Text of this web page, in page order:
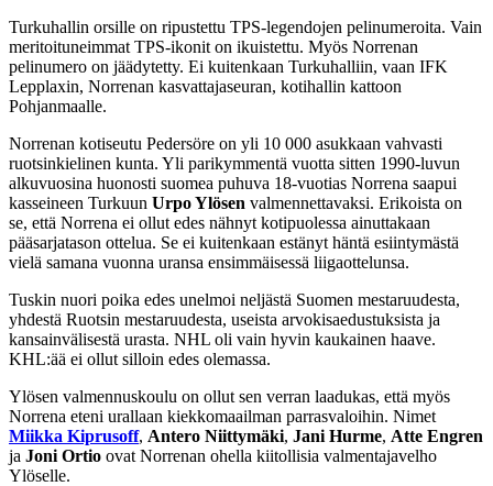
Turkuhallin orsille on ripustettu TPS-legendojen pelinumeroita. Vain
meritoituneimmat TPS-ikonit on ikuistettu. Myös Norrenan
pelinumero on jäädytetty. Ei kuitenkaan Turkuhalliin, vaan IFK
Lepplaxin, Norrenan kasvattajaseuran, kotihallin kattoon
Pohjanmaalle.
Norrenan kotiseutu Pedersöre on yli 10 000 asukkaan vahvasti
ruotsinkielinen kunta. Yli parikymmentä vuotta sitten 1990-luvun
alkuvuosina huonosti suomea puhuva 18-vuotias Norrena saapui
kasseineen Turkuun Urpo Ylösen valmennettavaksi. Erikoista on
se, että Norrena ei ollut edes nähnyt kotipuolessa ainuttakaan
pääsarjatason ottelua. Se ei kuitenkaan estänyt häntä esiintymästä
vielä samana vuonna uransa ensimmäisessä liigaottelunsa.
Tuskin nuori poika edes unelmoi neljästä Suomen mestaruudesta,
yhdestä Ruotsin mestaruudesta, useista arvokisaedustuksista ja
kansainvälisestä urasta. NHL oli vain hyvin kaukainen haave.
KHL:ää ei ollut silloin edes olemassa.
Ylösen valmennuskoulu on ollut sen verran laadukas, että myös
Norrena eteni urallaan kiekkomaailman parrasvaloihin. Nimet
Miikka Kiprusoff, Antero Niittymäki, Jani Hurme, Atte Engren
ja Joni Ortio ovat Norrenan ohella kiitollisia valmentajavelho
Ylöselle.